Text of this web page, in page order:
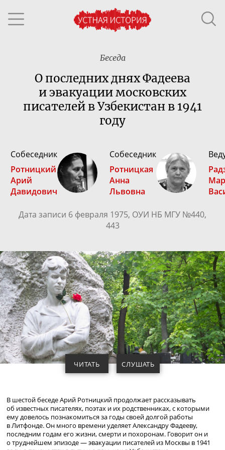
Беседа
О последних днях Фадеева
и эвакуации московских
писателей в Узбекистан в 1941
году
Собеседник
Ротницкий
Арий
Давидович
Собеседник
Ротницкая
Анна
Львовна
Дата записи 6 февраля 1975, ОУИ НБ МГУ №440,
443
ЧИТАТЬ СЛУШАТЬ
В шестой беседе Арий Ротницкий продолжает рассказывать
об известных писателях, поэтах и их родственниках, с которыми
ему довелось познакомиться за годы своей долгой работы
в Литфонде. Он много времени уделяет Александру Фадееву,
последним годам его жизни, смерти и похоронам. Говорит он и
о труднейшем эпизоде — эвакуации писателей из Москвы в 1941